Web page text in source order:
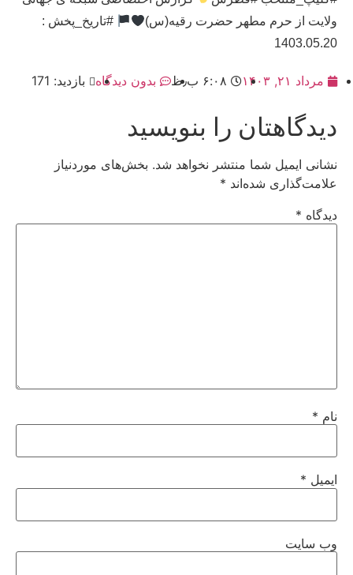
ولایت از حرم مطهر حضرت رقیه(س)
#تاریخ_پخش :
1403.05.20
مرداد ۲۱, ۱۴۰۳ ۶:۰۸ ب٫ظ بدون دیدگاه بازدید: 171
دیدگاهتان را بنویسید
نشانی ایمیل شما منتشر نخواهد شد. بخش‌های موردنیاز
علامت‌گذاری شده‌اند *
دیدگاه *
نام *
ایمیل *
وب‌ سایت